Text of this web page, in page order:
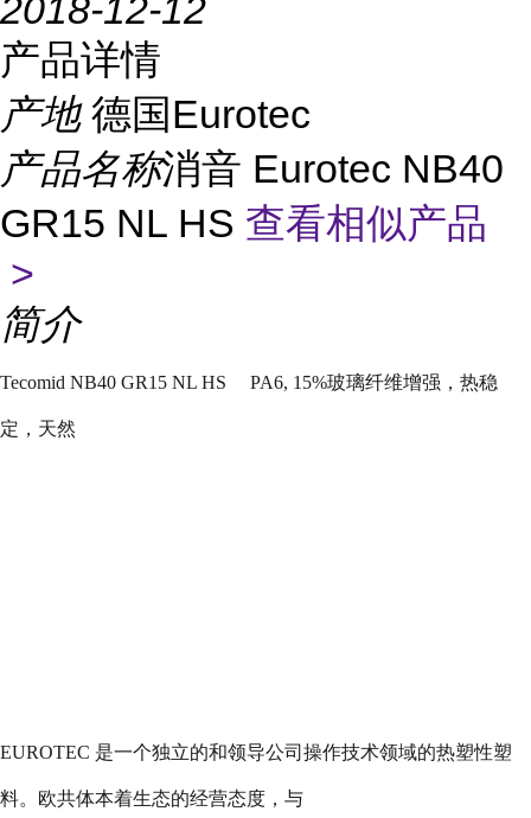
2018-12-12
产品详情
产地 德国Eurotec
产品名称消音 Eurotec NB40
GR15 NL HS 查看相似产品
>
简介
Tecomid NB40 GR15 NL HS PA6, 15%玻璃纤维增强，热稳
定，天然
EUROTEC 是一个独立的和领导公司操作技术领域的热塑性塑
料。欧共体本着生态的经营态度，与